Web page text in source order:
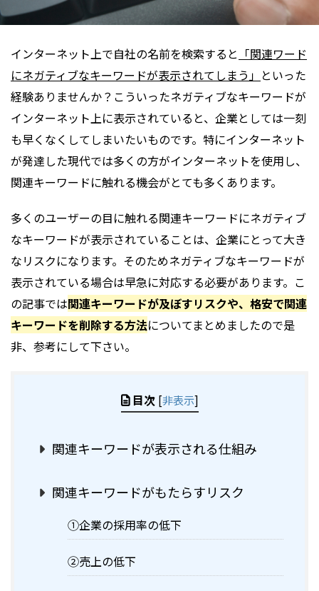
インターネット上で自社の名前を検索すると 「関連ワード
にネガティブなキーワードが表示されてしまう」 といった
経験ありませんか？こういったネガティブなキーワードが
インターネット上に表示されていると、企業としては一刻
も早くなくしてしまいたいものです。特にインターネット
が発達した現代では多くの方がインターネットを使用し、
関連キーワードに触れる機会がとても多くあります。
多くのユーザーの目に触れる関連キーワードにネガティブ
なキーワードが表示されていることは、企業にとって大き
なリスクになります。そのためネガティブなキーワードが
表示されている場合は早急に対応する必要があります。こ
の記事では関連キーワードが及ぼすリスクや、格安で関連
キーワードを削除する方法についてまとめましたので是
非、参考にして下さい。
目次 [非表示]
関連キーワードが表示される仕組み
関連キーワードがもたらすリスク
①企業の採用率の低下
②売上の低下